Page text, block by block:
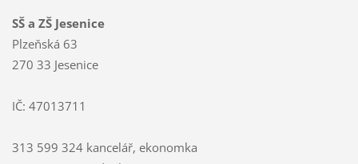
SŠ a ZŠ Jesenice
Plzeňská 63
270 33 Jesenice
IČ: 47013711
313 599 324 kancelář, ekonomka